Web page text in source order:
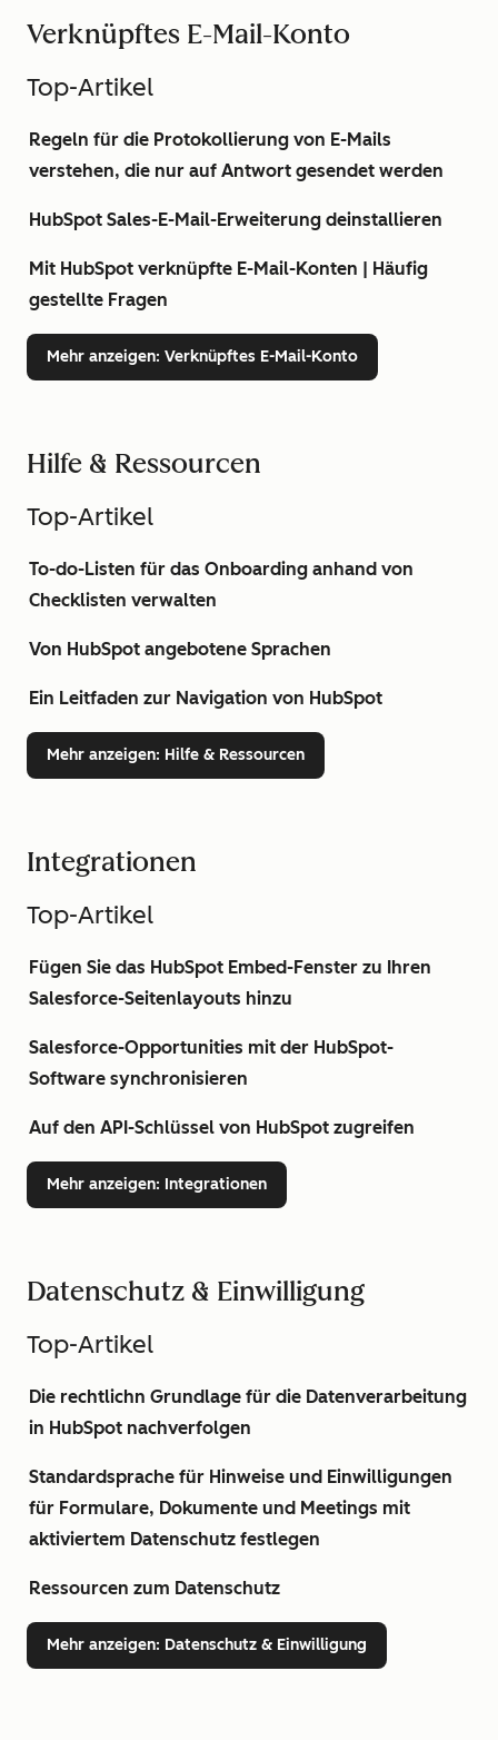
Verknüpftes E-Mail-Konto
Top-Artikel
Regeln für die Protokollierung von E-Mails
verstehen, die nur auf Antwort gesendet werden
HubSpot Sales-E-Mail-Erweiterung deinstallieren
Mit HubSpot verknüpfte E-Mail-Konten | Häufig
gestellte Fragen
Mehr anzeigen: Verknüpftes E-Mail-Konto
Hilfe & Ressourcen
Top-Artikel
To-do-Listen für das Onboarding anhand von
Checklisten verwalten
Von HubSpot angebotene Sprachen
Ein Leitfaden zur Navigation von HubSpot
Mehr anzeigen: Hilfe & Ressourcen
Integrationen
Top-Artikel
Fügen Sie das HubSpot Embed-Fenster zu Ihren
Salesforce-Seitenlayouts hinzu
Salesforce-Opportunities mit der HubSpot-
Software synchronisieren
Auf den API-Schlüssel von HubSpot zugreifen
Mehr anzeigen: Integrationen
Datenschutz & Einwilligung
Top-Artikel
Die rechtlichn Grundlage für die Datenverarbeitung
in HubSpot nachverfolgen
Standardsprache für Hinweise und Einwilligungen
für Formulare, Dokumente und Meetings mit
aktiviertem Datenschutz festlegen
Ressourcen zum Datenschutz
Mehr anzeigen: Datenschutz & Einwilligung